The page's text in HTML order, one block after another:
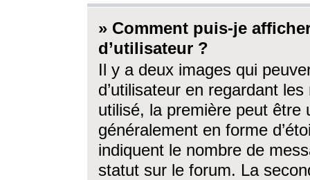
» Comment puis-je
d’utilisateur ?
Il y a deux images qui
d’utilisateur en regardant
utilisé, la première peut être
généralement en forme
indiquent le nombre de
statut sur le forum. La